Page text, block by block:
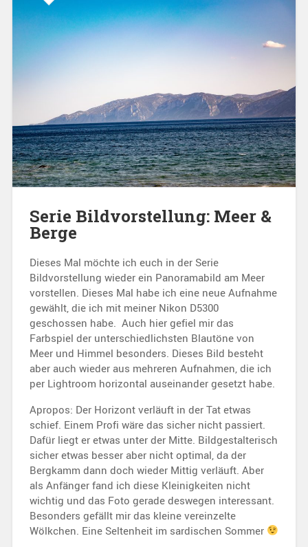
Serie Bildvorstellung: Meer &
Berge
Dieses Mal möchte ich euch in der Serie
Bildvorstellung wieder ein Panoramabild am Meer
vorstellen. Dieses Mal habe ich eine neue Aufnahme
gewählt, die ich mit meiner Nikon D5300
geschossen habe. Auch hier gefiel mir das
Farbspiel der unterschiedlichsten Blautöne von
Meer und Himmel besonders. Dieses Bild besteht
aber auch wieder aus mehreren Aufnahmen, die ich
per Lightroom horizontal auseinander gesetzt habe.
Apropos: Der Horizont verläuft in der Tat etwas
schief. Einem Profi wäre das sicher nicht passiert.
Dafür liegt er etwas unter der Mitte. Bildgestalterisch
sicher etwas besser aber nicht optimal, da der
Bergkamm dann doch wieder Mittig verläuft. Aber
als Anfänger fand ich diese Kleinigkeiten nicht
wichtig und das Foto gerade deswegen interessant.
Besonders gefällt mir das kleine vereinzelte
Wölkchen. Eine Seltenheit im sardischen Sommer